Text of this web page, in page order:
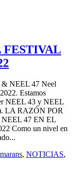
FESTIVAL
NEEL 47 Neel
Estamos
NEEL 43 y NEEL
LA RAZÓN POR
47 EN EL
Como un nivel en
, NOTICIAS,